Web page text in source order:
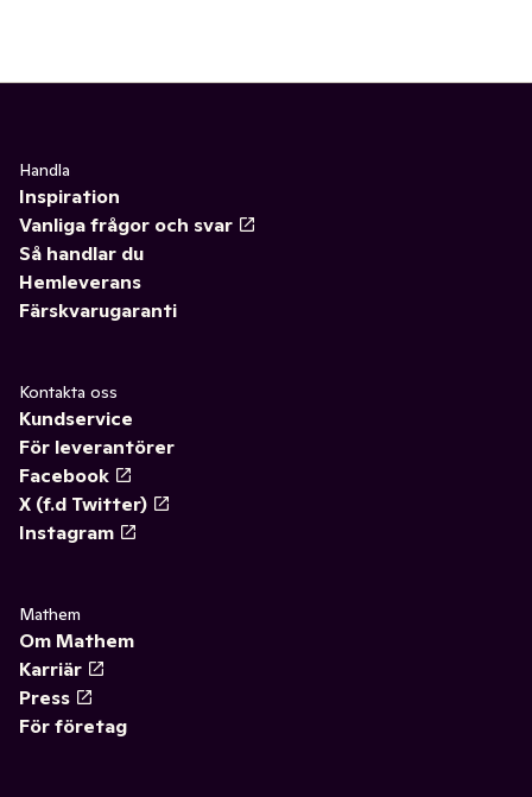
Handla
Inspiration
Vanliga frågor och svar
Så handlar du
Hemleverans
Färskvarugaranti
Kontakta oss
Kundservice
För leverantörer
Facebook
X (f.d Twitter)
Instagram
Mathem
Om Mathem
Karriär
Press
För företag